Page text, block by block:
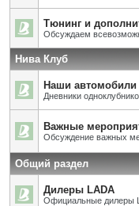
Тюнинг и
Обсуждаем
Нива Клуб
Наши автомобили
Дневники
Важные
Обсуждение важных
Общий раздел
Дилеры LADA
Официальные дилеры